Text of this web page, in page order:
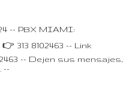
-- PBX MIAMI:
313 8102463 -- Link
-- Dejen sus mensajes,
--